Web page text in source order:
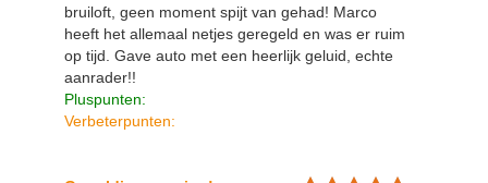
bruiloft, geen moment spijt van gehad! Marco
heeft het allemaal netjes geregeld en was er ruim
op tijd. Gave auto met een heerlijk geluid, echte
aanrader!!
Pluspunten:
Verbeterpunten: